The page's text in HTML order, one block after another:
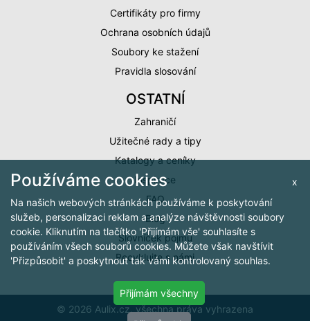
Certifikáty pro firmy
Ochrana osobních údajů
Soubory ke stažení
Pravidla slosování
OSTATNÍ
Zahraničí
Užitečné rady a tipy
Katalogy a ceníky
Inspirace
FAQ
Blog
Slovníček pojmů
Recyklujte s námi
© 2026 Aulix.cz, všechna práva vyhrazena
x
Používáme cookies
Na našich webových stránkách používáme k poskytování
služeb, personalizaci reklam a analýze návštěvnosti soubory
cookie. Kliknutím na tlačítko 'Přijímám vše' souhlasíte s
používáním všech souborů cookies. Můžete však navštívit
'Přizpůsobit' a poskytnout tak vámi kontrolovaný souhlas.
Přijímám všechny